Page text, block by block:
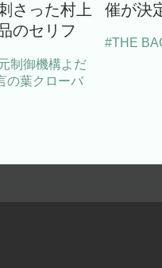
さった村上
のセリフ
制御機構よだ
の葉クローバ
催が決
#THE